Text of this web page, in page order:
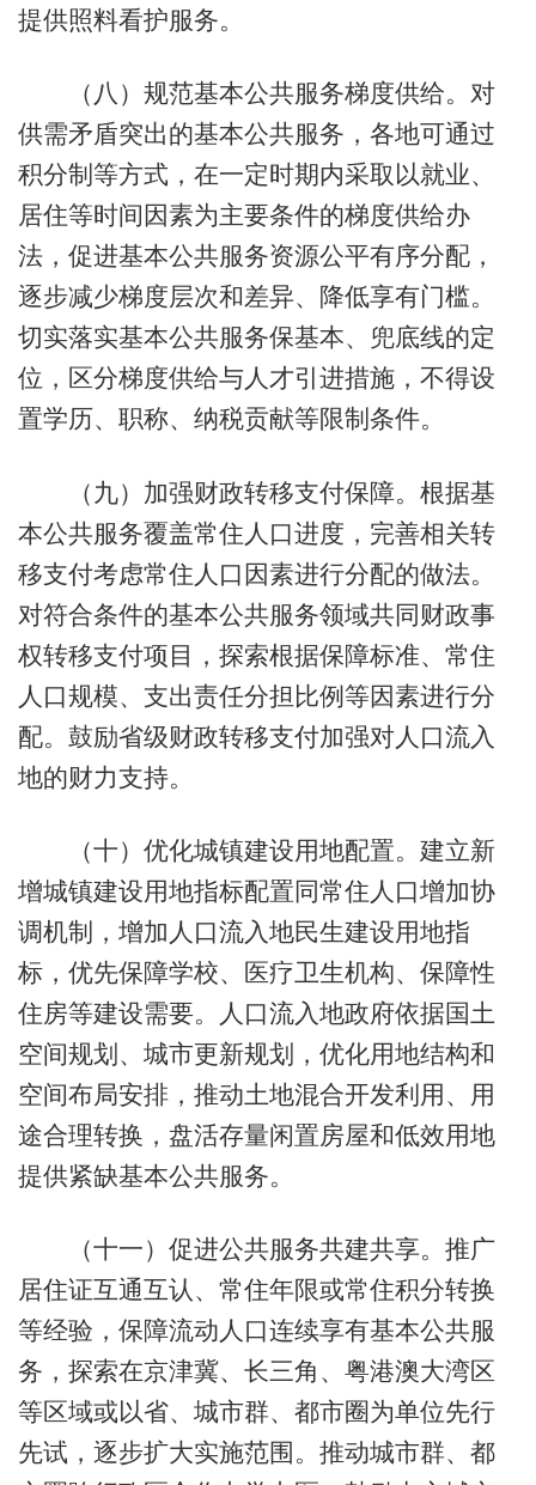
提供照料看护服务。
（八）规范基本公共服务梯度供给。对
供需矛盾突出的基本公共服务，各地可通过
积分制等方式，在一定时期内采取以就业、
居住等时间因素为主要条件的梯度供给办
法，促进基本公共服务资源公平有序分配，
逐步减少梯度层次和差异、降低享有门槛。
切实落实基本公共服务保基本、兜底线的定
位，区分梯度供给与人才引进措施，不得设
置学历、职称、纳税贡献等限制条件。
（九）加强财政转移支付保障。根据基
本公共服务覆盖常住人口进度，完善相关转
移支付考虑常住人口因素进行分配的做法。
对符合条件的基本公共服务领域共同财政事
权转移支付项目，探索根据保障标准、常住
人口规模、支出责任分担比例等因素进行分
配。鼓励省级财政转移支付加强对人口流入
地的财力支持。
（十）优化城镇建设用地配置。建立新
增城镇建设用地指标配置同常住人口增加协
调机制，增加人口流入地民生建设用地指
标，优先保障学校、医疗卫生机构、保障性
住房等建设需要。人口流入地政府依据国土
空间规划、城市更新规划，优化用地结构和
空间布局安排，推动土地混合开发利用、用
途合理转换，盘活存量闲置房屋和低效用地
提供紧缺基本公共服务。
（十一）促进公共服务共建共享。推广
居住证互通互认、常住年限或常住积分转换
等经验，保障流动人口连续享有基本公共服
务，探索在京津冀、长三角、粤港澳大湾区
等区域或以省、城市群、都市圈为单位先行
先试，逐步扩大实施范围。推动城市群、都